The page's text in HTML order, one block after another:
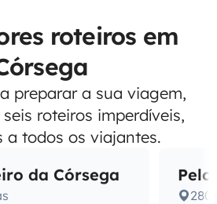
roteiros em
preparar a sua viagem,
roteiros imperdíveis,
a todos os viajantes.
da Córsega
280